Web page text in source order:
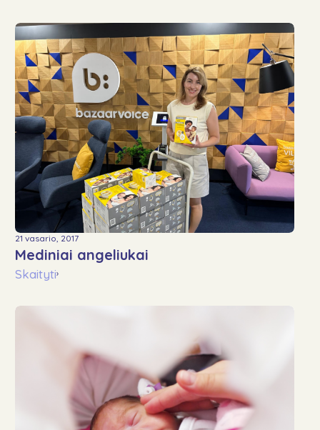
21 vasario, 2017
Mediniai angeliukai
Skaityti›